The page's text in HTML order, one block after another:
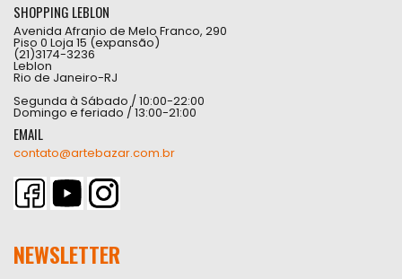
SHOPPING LEBLON
Avenida Afranio de Melo Franco, 290
Piso 0 Loja 15 (expansão)
(21)3174-3236
Leblon
Rio de Janeiro-RJ
Segunda à Sábado / 10:00-22:00
Domingo e feriado / 13:00-21:00
EMAIL
contato@artebazar.com.br
NEWSLETTER